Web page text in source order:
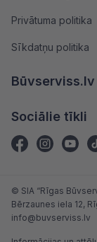
Privātuma politika
Sīkdatņu politika
Būvserviss.lv
Sociālie tīkli
© SIA “Rīgas
Bērzaunes iela 12,
info@buvserviss.lv